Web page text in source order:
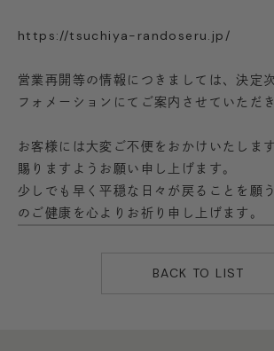
https://tsuchiya-randoseru.jp/
営業再開等の情報につきましては、決定
フォメーションにてご案内させていただき
お客様には大変ご不便をおかけいたしま
賜りますようお願い申し上げます。
少しでも早く平穏な日々が戻ることを願
のご健康を心よりお祈り申し上げます。
BACK TO LIST